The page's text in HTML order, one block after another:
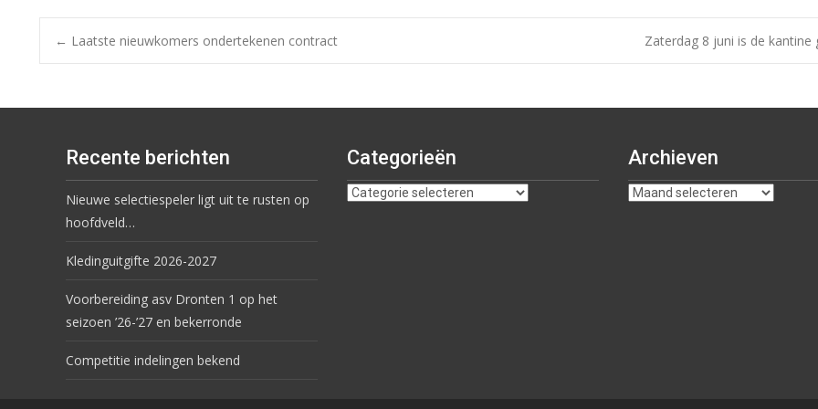
← Laatste nieuwkomers ondertekenen contract Zaterdag 8 juni is de kantine
Recente berichten
Nieuwe selectiespeler ligt uit te rusten op
hoofdveld…
Kledinguitgifte 2026-2027
Voorbereiding asv Dronten 1 op het
seizoen ’26-’27 en bekerronde
Competitie indelingen bekend
Categorieën Archieven